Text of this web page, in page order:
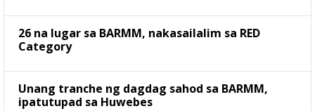
26 na lugar sa BARMM, nakasailalim sa RED
Category
Unang tranche ng dagdag sahod sa BARMM,
ipatutupad sa Huwebes